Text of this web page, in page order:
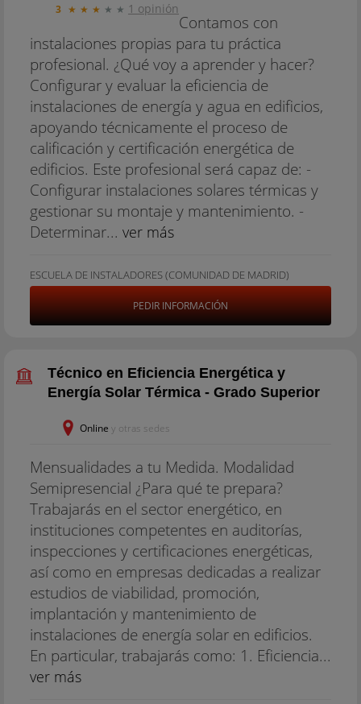
3 ★ ★ ★ ★ ★ 1 opinión
Contamos con
instalaciones propias para tu práctica
profesional. ¿Qué voy a aprender y hacer?
Configurar y evaluar la eficiencia de
instalaciones de energía y agua en edificios,
apoyando técnicamente el proceso de
calificación y certificación energética de
edificios. Este profesional será capaz de: -
Configurar instalaciones solares térmicas y
gestionar su montaje y mantenimiento. -
Determinar... ver más
ESCUELA DE INSTALADORES (COMUNIDAD DE MADRID)
PEDIR INFORMACIÓN
Técnico en Eficiencia Energética y
Energía Solar Térmica - Grado Superior
Online y otras sedes
Mensualidades a tu Medida. Modalidad
Semipresencial ¿Para qué te prepara?
Trabajarás en el sector energético, en
instituciones competentes en auditorías,
inspecciones y certificaciones energéticas,
así como en empresas dedicadas a realizar
estudios de viabilidad, promoción,
implantación y mantenimiento de
instalaciones de energía solar en edificios.
En particular, trabajarás como: 1. Eficiencia...
ver más